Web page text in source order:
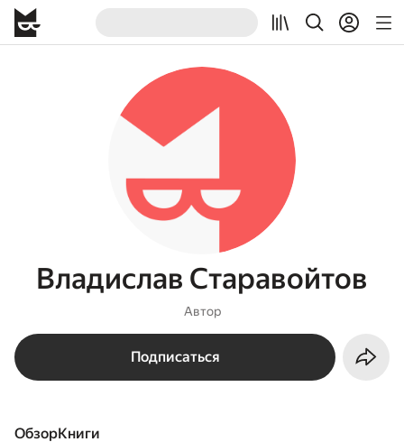
Владислав Старавойтов
Автор
Подписаться
Обзор книги